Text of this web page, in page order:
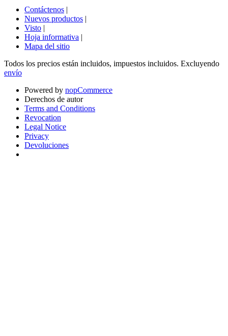
Contáctenos |
Nuevos productos |
Visto |
Hoja informativa |
Mapa del sitio
Todos los precios están incluidos, impuestos incluidos. Excluyendo
envío
Powered by nopCommerce
Derechos de autor
Terms and Conditions
Revocation
Legal Notice
Privacy
Devoluciones